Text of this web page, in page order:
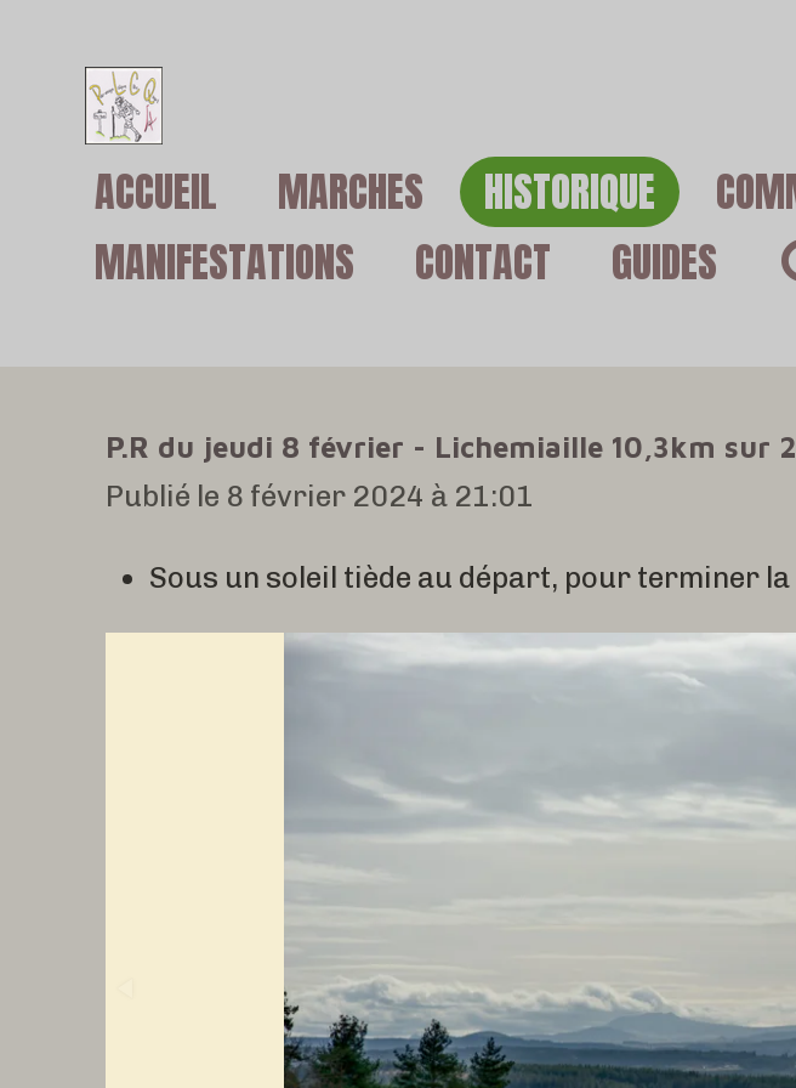
contenu
principalACCUEIL MARCHES HISTORIQUE
MANIFESTATIONS
CONTACT GUIDES
P.R du jeudi 8 février - Lichemiaille 10,3km sur
Publié le 8 février 2024 à 21:01
Sous un soleil tiède au départ, pour terminer